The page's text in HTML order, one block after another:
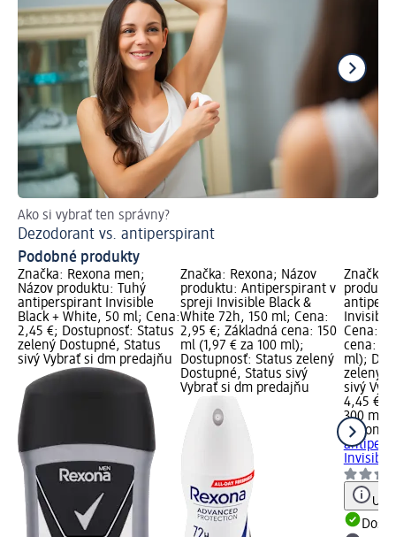
Ako si vybrať ten správny?
Dezodorant vs. antiperspirant
Podobné produkty
Značka: Rexona men;
Názov produktu: Tuhý
antiperspirant Invisible
Black + White, 50 ml; Cena:
2,45 €; Dostupnosť: Status
zelený Dostupné, Status
sivý Vybrať si dm predajňu
Značka: Rexona; Názov
produktu: Antiperspirant v
spreji Invisible Black &
White 72h, 150 ml; Cena:
2,95 €; Základná cena: 150
ml (1,97 € za 100 ml);
Dostupnosť: Status zelený
Dostupné, Status sivý
Vybrať si dm predajňu
Značka:
Cena:
cena:
ml);
zelený
sivý
4,45 €
300 ml
Rexona